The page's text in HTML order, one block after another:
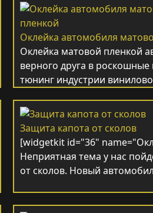
Оклейка автомобиля
Оклейка матовой пленкой
верного друга в
тюнинг индустрии
Защита капота от сколов
[widgetkit id="36"
Неприятная тема у нас
от сколов. Новый